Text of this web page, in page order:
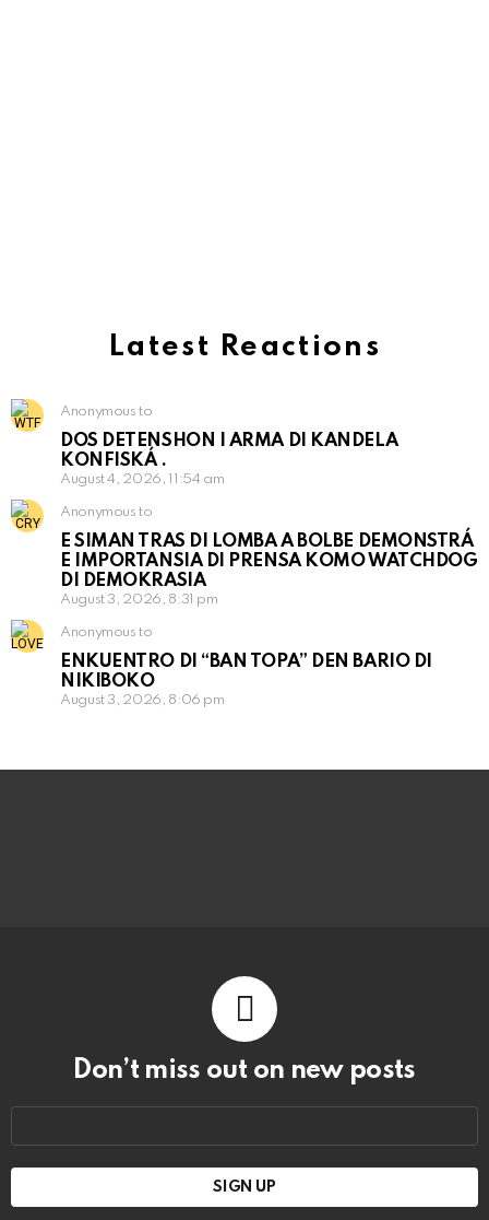
Latest Reactions
Anonymous to
DOS DETENSHON I ARMA DI KANDELA
KONFISKÁ .
August 4, 2026, 11:54 am
Anonymous to
E SIMAN TRAS DI LOMBA A BOLBE DEMONSTRÁ
E IMPORTANSIA DI PRENSA KOMO WATCHDOG
DI DEMOKRASIA
August 3, 2026, 8:31 pm
Anonymous to
ENKUENTRO DI “BAN TOPA” DEN BARIO DI
NIKIBOKO
August 3, 2026, 8:06 pm
Don’t miss out on new posts